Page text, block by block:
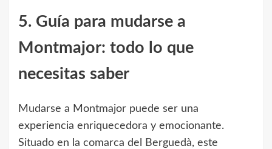
5. Guía para mudarse a
Montmajor: todo lo que
necesitas saber
Mudarse a Montmajor puede ser una
experiencia enriquecedora y emocionante.
Situado en la comarca del Berguedà, este